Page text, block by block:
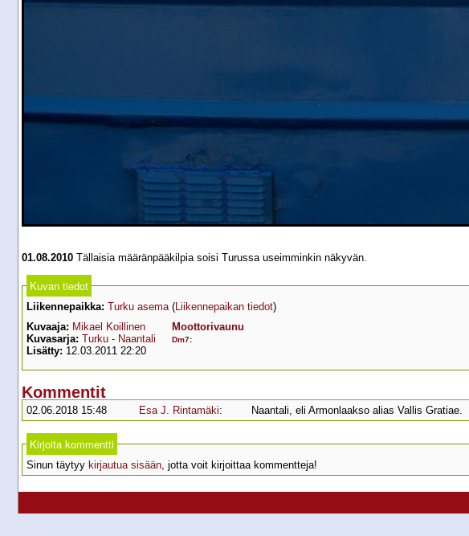
01.08.2010 Tällaisia määränpääkilpia soisi Turussa useimminkin näkyvän.
Kuvan tiedot
Liikennepaikka: Turku asema(Liikennepaikan tiedot)
Kuvaaja: Mikael Koillinen
Kuvasarja: Turku - Naantali
Lisätty: 12.03.2011 22:20
Moottorivaunu
Dm7:
Kommentit
02.06.2018 15:48 Esa J. Rintamäki: Naantali, eli Armonlaakso alias Vallis Gratiae.
Kirjoita kommentti
Sinun täytyy kirjautua sisään, jotta voit kirjoittaa kommentteja!